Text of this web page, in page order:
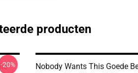
producten
-20%
Nobody Wants This Goede